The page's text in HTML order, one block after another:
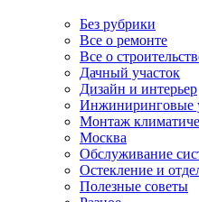
Без рубрики
Все о ремонте
Все о
Дачный участок
Дизайн и интерьер
Инжиниринговые
Монтаж
Москва
Обслуживание
Остекление и
Полезные советы